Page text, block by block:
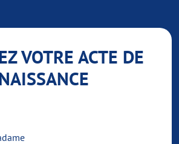
VOTRE ACTE DE